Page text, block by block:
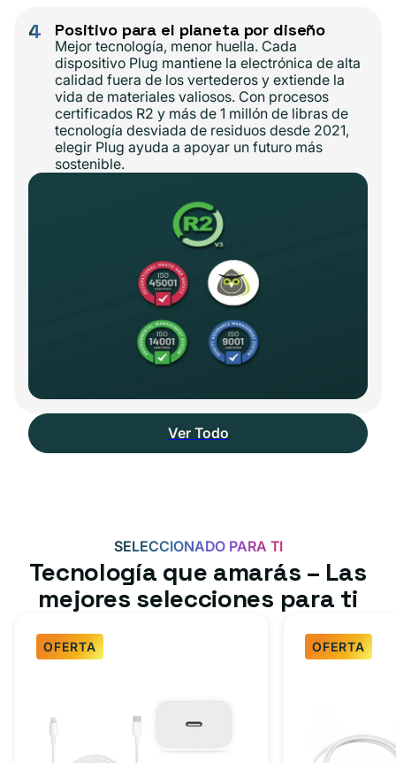
4 Positivo para el planeta por diseño
Mejor tecnología, menor huella. Cada
dispositivo Plug mantiene la electrónica de alta
calidad fuera de los vertederos y extiende la
vida de materiales valiosos. Con procesos
certificados R2 y más de 1 millón de libras de
tecnología desviada de residuos desde 2021,
elegir Plug ayuda a apoyar un futuro más
sostenible.
Ver Todo
SELECCIONADO PARA TI
Tecnología que amarás – Las
mejores selecciones para ti
OFERTA OFERTA
rápido